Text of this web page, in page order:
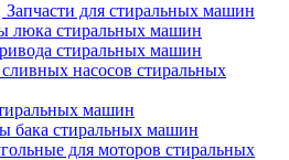
Запчасти для стиральных машин
люка стиральных машин
стиральных машин
насосов стиральных
машин
бака стиральных машин
для моторов стиральных